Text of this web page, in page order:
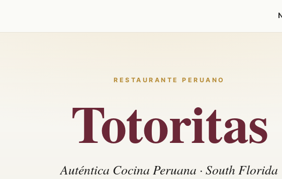
RESTAURANTE PERUANO
Totoritas
Auténtica Cocina Peruana · South Florida